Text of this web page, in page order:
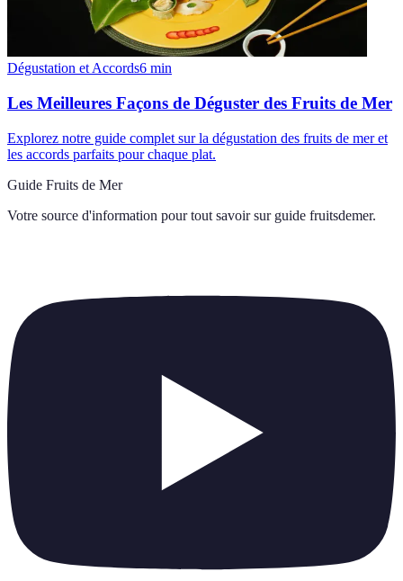
Dégustation et Accords6 min
Les Meilleures Façons de Déguster des Fruits de Mer
Explorez notre guide complet sur la dégustation des fruits de mer et
les accords parfaits pour chaque plat.
Guide Fruits de Mer
Votre source d'information pour tout savoir sur guide fruitsdemer.